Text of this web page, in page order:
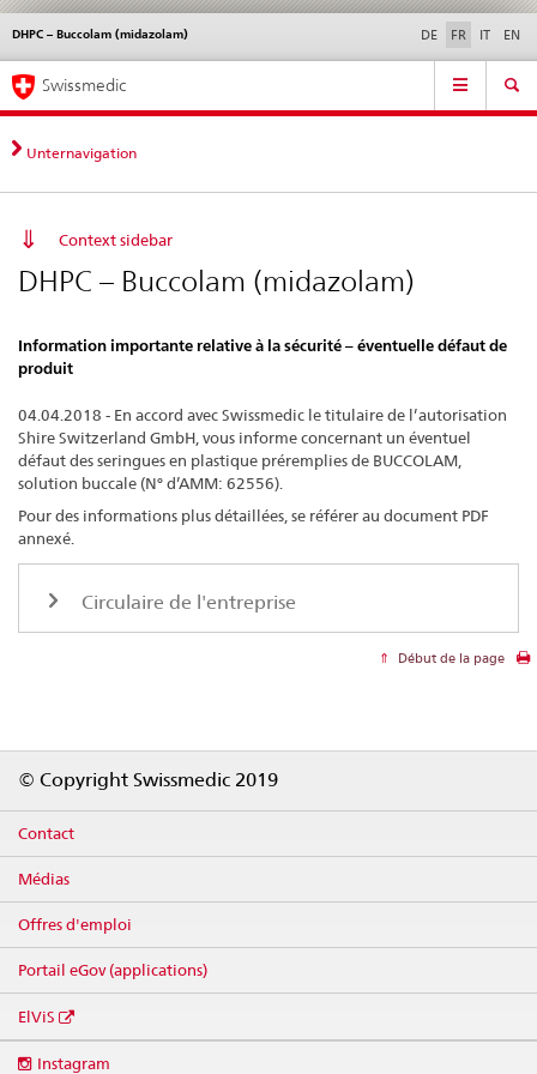
Navigation
directe:
actualités,
bases
contact
Actualités & Mises à
normes
Contact | Support &
aide
DHPC – Buccolam (midazolam) DE FR IT EN
Service
Navigation
Swissmedic
Unternavigation
Context sidebar
DHPC – Buccolam (midazolam)
Information importante relative à la sécurité – éventuelle défaut de
produit
04.04.2018 - En accord avec Swissmedic le titulaire de l’autorisation
Shire Switzerland GmbH, vous informe concernant un éventuel
défaut des seringues en plastique préremplies de BUCCOLAM,
solution buccale (N° d’AMM: 62556).
Pour des informations plus détaillées, se référer au document PDF
annexé.
Circulaire de l'entreprise
Début de la page
© Copyright Swissmedic 2019
Contact
Médias
Offres d'emploi
Portail eGov (applications)
ElViS
Instagram